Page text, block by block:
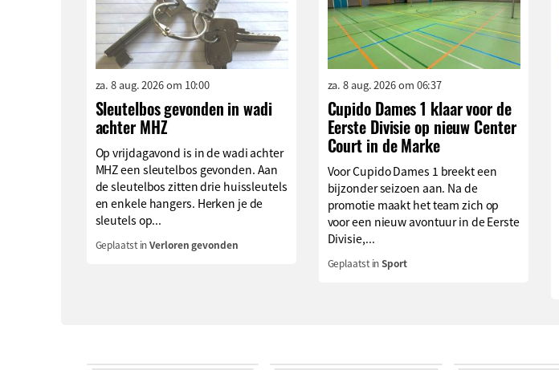
za. 8 aug. 2026 om 10:00
Sleutelbos gevonden in wadi
achter MHZ
Op vrijdagavond is in de wadi achter
MHZ een sleutelbos gevonden. Aan
de sleutelbos zitten drie huissleutels
en enkele hangers. Herken je de
sleutels op...
Geplaatst inVerloren gevonden
za. 8 aug. 2026 om 06:37
Cupido Dames 1 klaar voor de
Eerste Divisie op nieuw Center
Court in de Marke
Voor Cupido Dames 1 breekt een
bijzonder seizoen aan. Na de
promotie maakt het team zich op
voor een nieuw avontuur in de Eerste
Divisie,...
Geplaatst inSport